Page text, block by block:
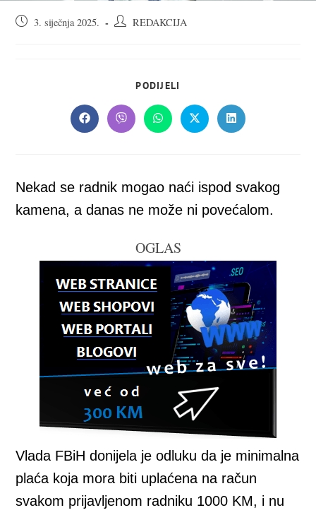
Objava3. siječnja 2025.
AutorREDAKCIJA
PODIJELI
CONTENT
Opens
in
Opens
in
Opens
in
Opens
in
Opens
in
Nekad se radnik mogao naći ispod svakog
kamena, a danas ne može ni povećalom.
OGLAS
Vlada FBiH donijela je odluku da je minimalna
plaća koja mora biti uplaćena na račun
svakom prijavljenom radniku 1000 KM, i nu